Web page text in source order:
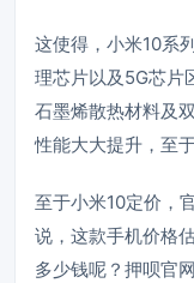
这使得，小米10系
理芯片以及5G芯片
石墨烯散热材料及
性能大大提升，至
至于小米10定价，
说，这款手机价格
多少钱呢？ 押呗官